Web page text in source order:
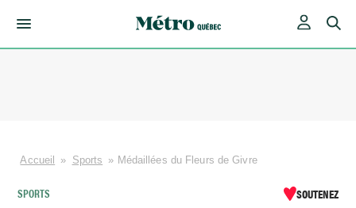
Accueil » Sports » Médaillées du Fleurs de Givre
SPORTS SOUTENEZ